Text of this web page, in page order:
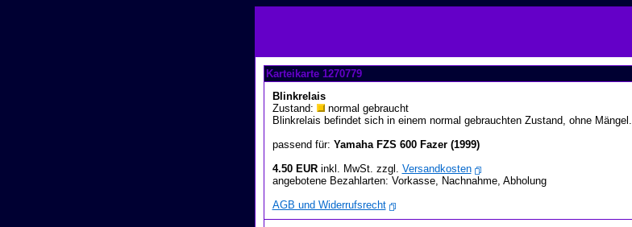
Karteikarte 1270779
Blinkrelais
Zustand:
normal gebraucht
Blinkrelais befindet sich in einem normal gebrauchten Zustand, ohne Mängel.
passend für: Yamaha FZS 600 Fazer (1999)
4.50 EUR inkl. MwSt. zzgl. Versandkosten
angebotene Bezahlarten: Vorkasse, Nachnahme, Abholung
AGB und Widerrufsrecht